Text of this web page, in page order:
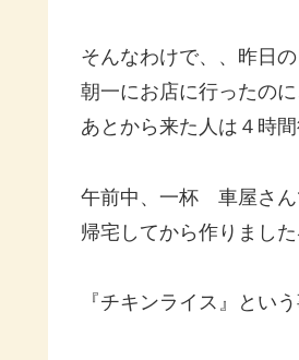
そんなわけで、、昨日
朝一にお店に行ったの
あとから来た人は４時
午前中、一杯 車屋さん
帰宅してから作りました
『チキンライス』という